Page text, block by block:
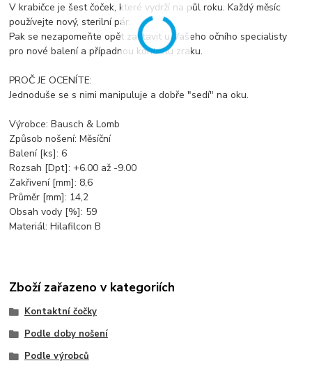
V krabičce je šest čoček, které vydrží na půl roku. Každý měsíc
používejte nový, sterilní pár.
Pak se nezapomeňte opět zastavit u Vašeho očního specialisty
pro nové balení a případnou kontrolu zraku.
PROČ JE OCENÍTE:
Jednoduše se s nimi manipuluje a dobře "sedí" na oku.
Výrobce: Bausch & Lomb
Způsob nošení: Měsíční
Balení [ks]: 6
Rozsah [Dpt]: +6.00 až -9.00
Zakřivení [mm]: 8,6
Průměr [mm]: 14,2
Obsah vody [%]: 59
Materiál: Hilafilcon B
Zboží zařazeno v kategoriích
Kontaktní čočky
Podle doby nošení
Podle výrobců